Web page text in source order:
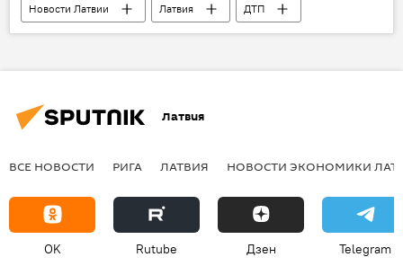
Новости Латвии Латвия ДТП
Латвия
ВСЕ НОВОСТИ РИГА ЛАТВИЯ НОВОСТИ ЭКОНОМИКИ
OK Rutube Дзен Telegram